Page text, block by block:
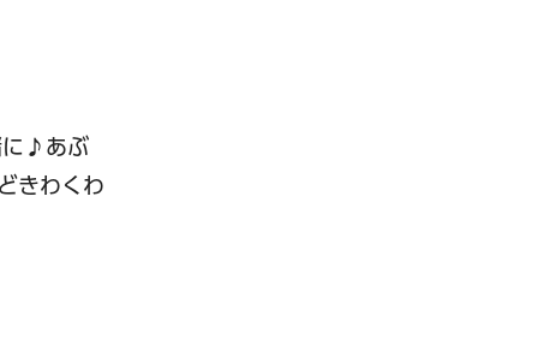
に♪あぶ
きわくわ